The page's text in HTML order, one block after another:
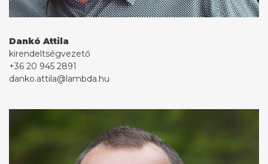
Dankó Attila
kirendeltségvezető
+36 20 945 2891
danko.attila@lambda.hu